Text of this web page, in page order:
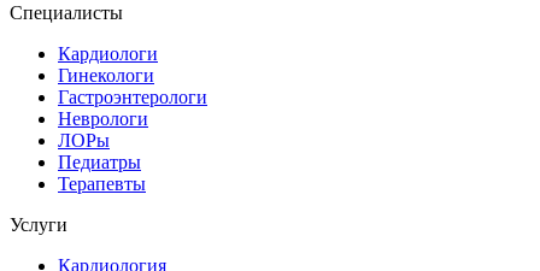
Специалисты
Кардиологи
Гинекологи
Гастроэнтерологи
Неврологи
ЛОРы
Педиатры
Терапевты
Услуги
Кардиология